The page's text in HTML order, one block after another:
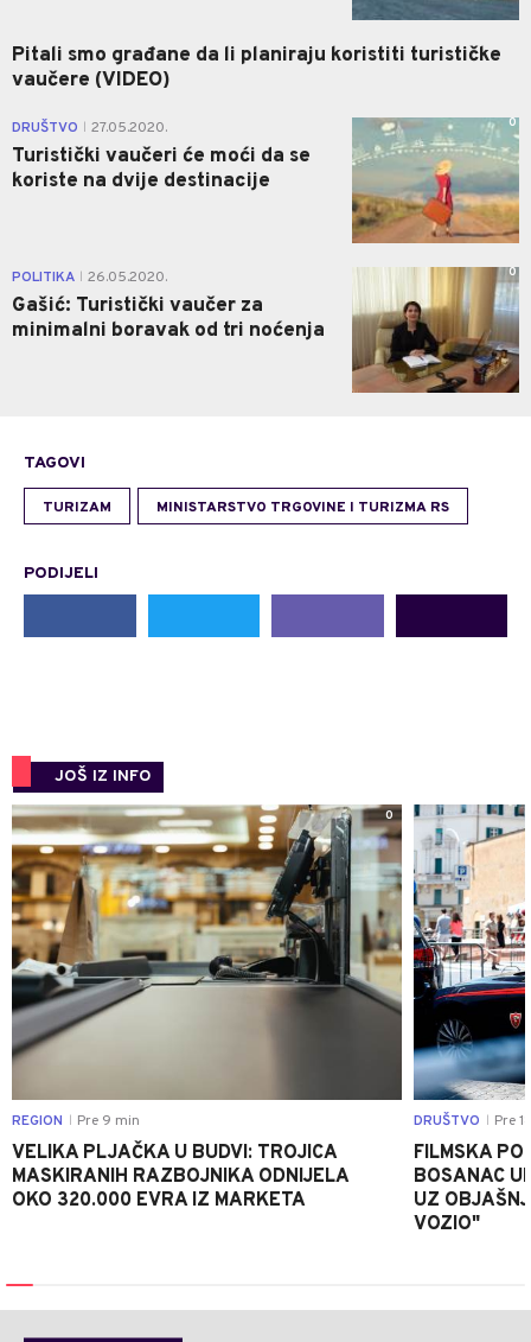
Pitali smo građane da li planiraju koristiti turističke
vaučere (VIDEO)
DRUŠTVO 27.05.2020.
Turistički vaučeri će moći da se
koriste na dvije destinacije
0
POLITIKA 26.05.2020.
Gašić: Turistički vaučer za
minimalni boravak od tri noćenja
0
TAGOVI
TURIZAM MINISTARSTVO TRGOVINE I TURIZMA RS
PODIJELI
JOŠ IZ INFO
0
REGION Pre 9 min
VELIKA PLJAČKA U BUDVI: TROJICA
MASKIRANIH RAZBOJNIKA ODNIJELA
OKO 320.000 EVRA IZ MARKETA
DRUŠTVO Pre
FILMSKA
BOSANAC
UZ
VOZIO"